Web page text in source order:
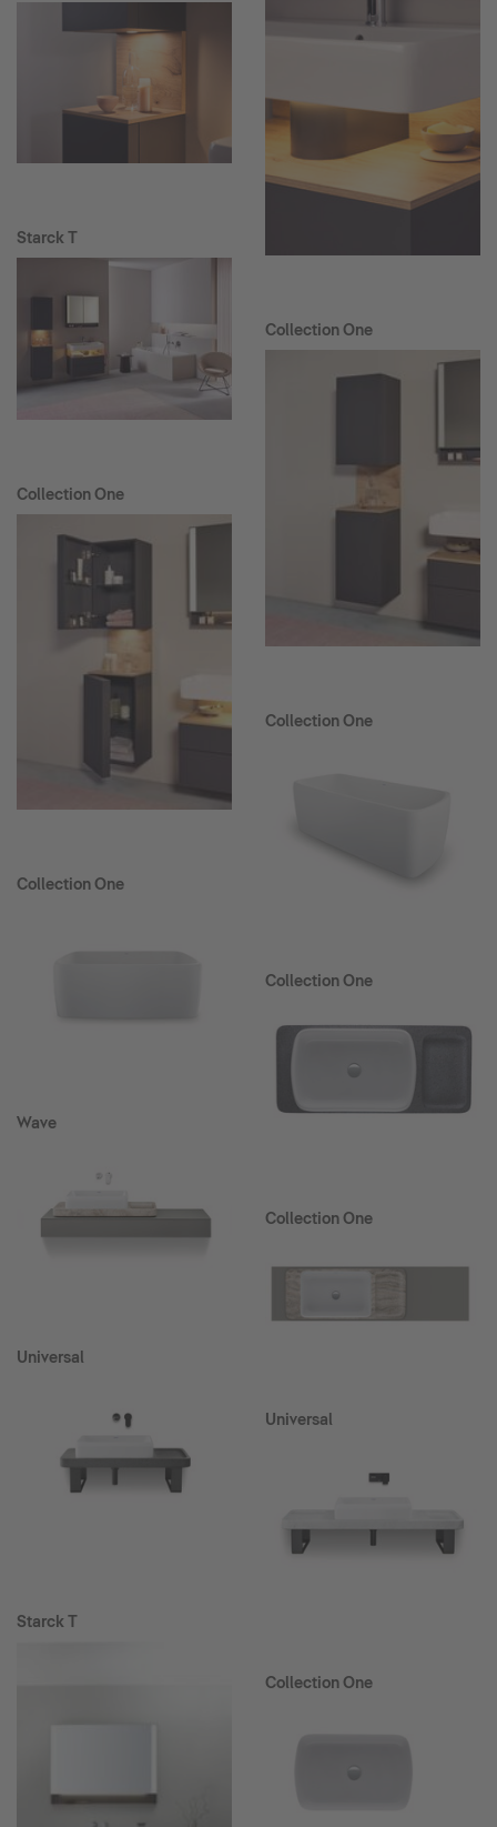
Starck T
Collection One
Collection One
Wave
Universal
Starck T
Collection One
Collection One
Collection One
Collection One
Universal
Collection One